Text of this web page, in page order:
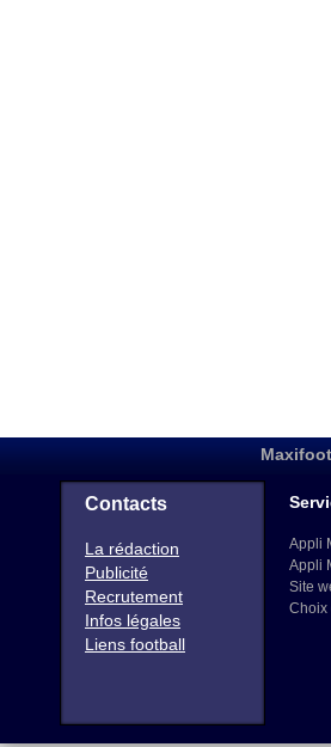
Contacts
La rédaction
Publicité
Recrutement
Infos légales
Liens football
Appli
Appli
Site
Choix